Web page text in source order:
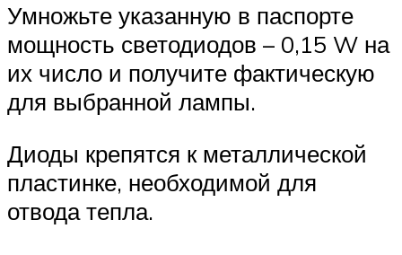
Умножьте указанную в паспорте
мощность светодиодов – 0,15 W на
их число и получите фактическую
для выбранной лампы.
Диоды крепятся к металлической
пластинке, необходимой для
отвода тепла.